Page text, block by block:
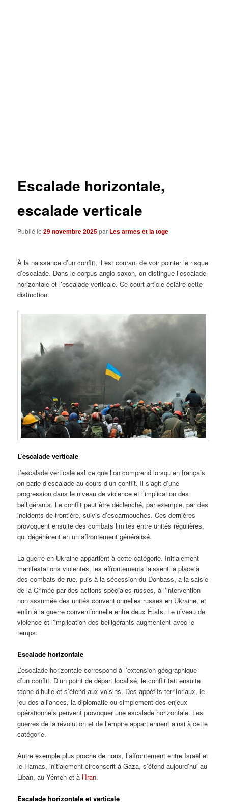
Escalade horizontale,
escalade verticale
Publié le29 novembre 2025par Les armes et la toge
À la naissance d’un conflit, il est courant de voir pointer le risque
d’escalade. Dans le corpus anglo-saxon, on distingue l’escalade
horizontale et l’escalade verticale. Ce court article éclaire cette
distinction.
L’escalade verticale
L’escalade verticale est ce que l’on comprend lorsqu’en français
on parle d’escalade au cours d’un conflit. Il s’agit d’une
progression dans le niveau de violence et l’implication des
belligérants. Le conflit peut être déclenché, par exemple, par des
incidents de frontière, suivis d’escarmouches. Ces dernières
provoquent ensuite des combats limités entre unités régulières,
qui dégénèrent en un affrontement généralisé.
La guerre en Ukraine appartient à cette catégorie. Initialement
manifestations violentes, les affrontements laissent la place à
des combats de rue, puis à la sécession du Donbass, a la saisie
de la Crimée par des actions spéciales russes, à l’intervention
non assumée des unités conventionnelles russes en Ukraine, et
enfin à la guerre conventionnelle entre deux États. Le niveau de
violence et l’implication des belligérants augmentent avec le
temps.
Escalade horizontale
L’escalade horizontale correspond à l’extension géographique
d’un conflit. D’un point de départ localisé, le conflit fait ensuite
tache d’huile et s’étend aux voisins. Des appétits territoriaux, le
jeu des alliances, la diplomatie ou simplement des enjeux
opérationnels peuvent provoquer une escalade horizontale. Les
guerres de la révolution et de l’empire appartiennent ainsi à cette
catégorie.
Autre exemple plus proche de nous, l’affrontement entre Israël et
le Hamas, initialement circonscrit à Gaza, s’étend aujourd’hui au
Liban, au Yémen et àl’Iran.
Escalade horizontale et verticale